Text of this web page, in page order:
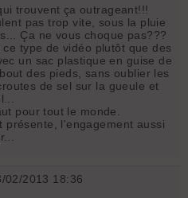
trouvent ça outrageant!!!
pas trop vite, sous la pluie
Ça ne vous choque pas???
type de vidéo plutôt que des
un sac plastique en guise de
des pieds, sans oublier les
de sel sur la gueule et
pour tout le monde.
présente, l'engagement aussi
02/2013 18:36